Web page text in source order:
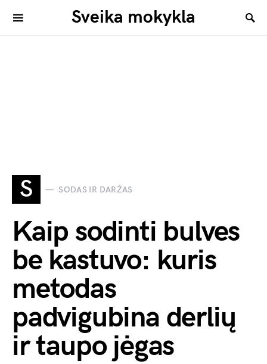
Sveika mokykla
S SODAS IR DARŽAS
Kaip sodinti bulves
be kastuvo: kuris
metodas
padvigubina derlių
ir taupo jėgas